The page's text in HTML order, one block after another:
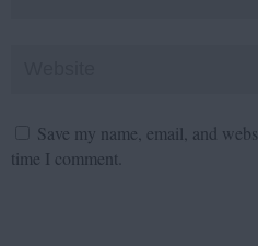
Save my name, email, and
time I comment.